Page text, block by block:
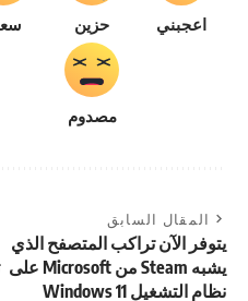
اعجبني حزين
مصدوم
المقال السابق
يتوفر الآن تراكب المتصفح الذي
يشبه Steam من Microsoft على
نظام التشغيل Windows 11